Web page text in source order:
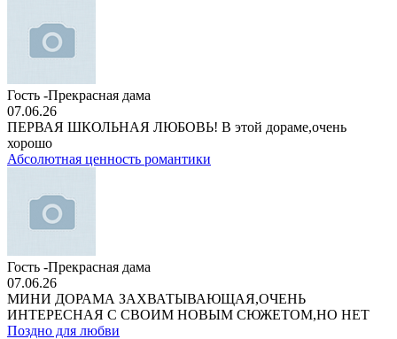
Гость -Прекрасная дама
07.06.26
ПЕРВАЯ ШКОЛЬНАЯ ЛЮБОВЬ! В этой дораме,очень
хорошо
Абсолютная ценность романтики
Гость -Прекрасная дама
07.06.26
МИНИ ДОРАМА ЗАХВАТЫВАЮЩАЯ,ОЧЕНЬ
ИНТЕРЕСНАЯ С СВОИМ НОВЫМ СЮЖЕТОМ,НО НЕТ
Поздно для любви